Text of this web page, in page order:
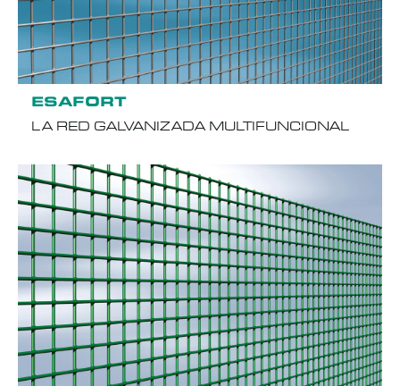
ESAFORT
LA RED GALVANIZADA MULTIFUNCIONAL